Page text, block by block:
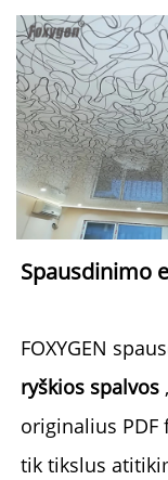
Spausdinimo
FOXYGEN
ryškios spalvos
originalius PDF
tik tikslus